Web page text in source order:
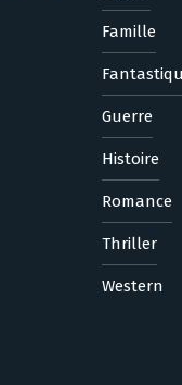
Famille
Guerre
Histoire
Romance
Thriller
Western